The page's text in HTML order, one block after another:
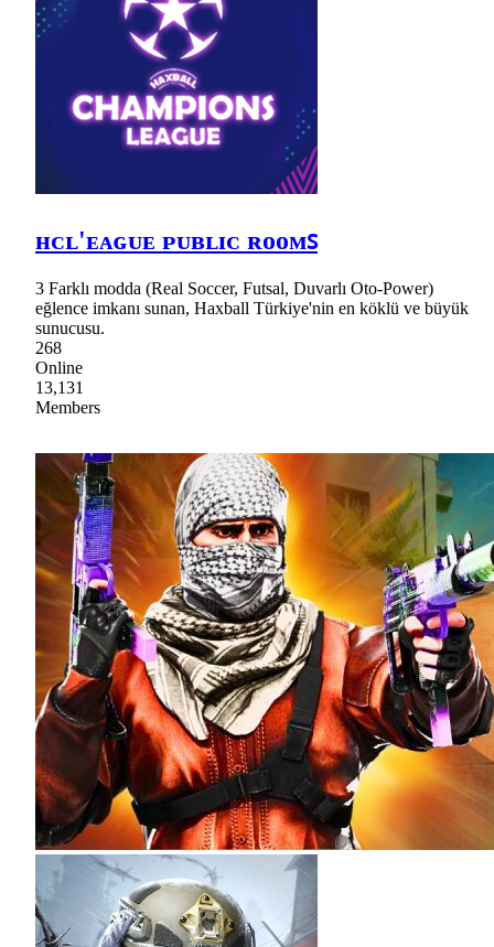
ʜᴄʟ'ᴇᴀɢᴜᴇ ᴘᴜʙʟɪᴄ ʀᴏᴏᴍꜱ
3 Farklı modda (Real Soccer, Futsal, Duvarlı Oto-Power)
eğlence imkanı sunan, Haxball Türkiye'nin en köklü ve büyük
sunucusu.
268
Online
13,131
Members